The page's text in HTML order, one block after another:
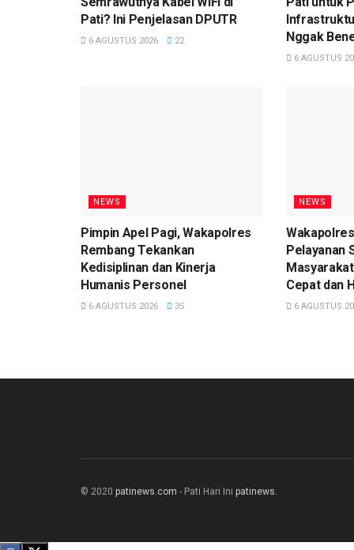
Pati? Ini Penjelasan DPUTR
6 AGUSTUS 2026 22
Nggak
6 AGUSTUS
NEWS
Pimpin Apel Pagi, Wakapolres
Rembang Tekankan
Kedisiplinan dan Kinerja
Humanis Personel
6 AGUSTUS 2026 35
NEWS
Pelayanan
Cepat dan
6 AGUSTUS
© 2020 patinews.com - Pati Hari Ini patinews.